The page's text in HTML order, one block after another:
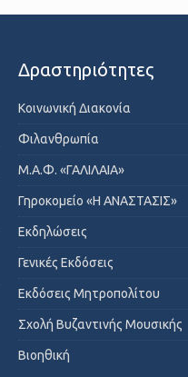
Δραστηριότητες
Κοινωνική Διακονία
Φιλανθρωπία
Μ.Α.Φ. «ΓΑΛΙΛΑΙΑ»
Γηροκομείο «Η ΑΝΑΣΤΑΣΙΣ»
Εκδηλώσεις
Γενικές Εκδόσεις
Εκδόσεις Μητροπολίτου
Σχολή Βυζαντινής Μουσικής
Βιοηθική